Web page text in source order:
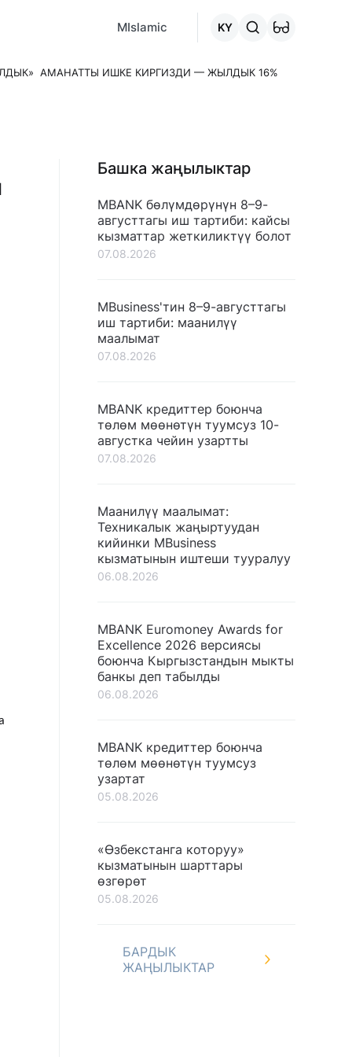
MIslamic KY
АМАНАТТЫ ИШКЕ КИРГИЗДИ — ЖЫЛДЫК 16%
Башка жаңылыктар
MBANK бөлүмдөрүнүн 8–9-
августтагы иш тартиби: кайсы
кызматтар жеткиликтүү болот
07.08.2026
MBusiness'тин 8–9-августтагы
иш тартиби: маанилүү
маалымат
07.08.2026
MBANK кредиттер боюнча
төлөм мөөнөтүн туумсуз 10-
августка чейин узартты
07.08.2026
Маанилүү маалымат:
Техникалык жаңыртуудан
кийинки MBusiness
кызматынын иштеши тууралуу
06.08.2026
MBANK Euromoney Awards for
Excellence 2026 версиясы
боюнча Кыргызстандын мыкты
банкы деп табылды
06.08.2026
MBANK кредиттер боюнча
төлөм мөөнөтүн туумсуз
узартат
05.08.2026
«Өзбекстанга которуу»
кызматынын шарттары
өзгөрөт
05.08.2026
БАРДЫК
ЖАҢЫЛЫКТАР